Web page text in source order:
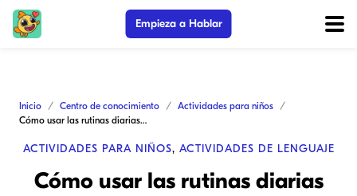
Empieza a Hablar
Inicio Centro de conocimiento
Actividades para niños
Cómo usar las rutinas diarias para desarrollar las habilidades lingüísticas
ACTIVIDADES PARA NIÑOS, ACTIVIDADES DE LENGUAJE
Cómo usar las rutinas diarias